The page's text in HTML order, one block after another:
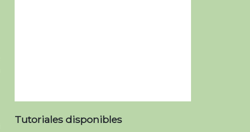
Tutoriales disponibles